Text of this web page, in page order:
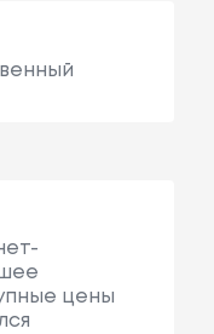
цены